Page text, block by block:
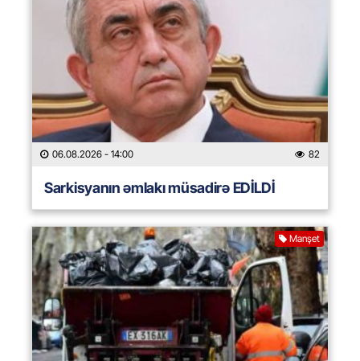
06.08.2026 - 14:00 82
Sarkisyanın əmlakı müsadirə EDİLDİ
Manşet